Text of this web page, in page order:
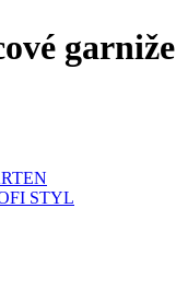
garniže
STYL